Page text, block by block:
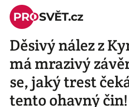
Skip
content
Děsivý nález z
má mrazivý
se, jaký trest
tento ohavný čin!